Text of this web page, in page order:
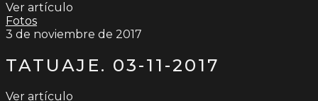
Ver artículo
Fotos
3 de noviembre de 2017
TATUAJE. 03-11-2017
Ver artículo